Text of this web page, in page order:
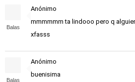
Balas
Anónimo
mmmmmm ta lindooo pero q
xfasss
Balas
Anónimo
buenisima